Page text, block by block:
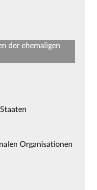
der ehemaligen
Organisationen